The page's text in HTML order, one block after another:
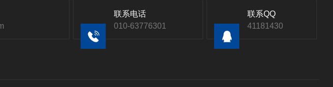
联系电话
010-63776301
联系QQ
41181430